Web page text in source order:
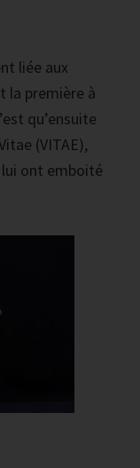
liée aux
la première à
qu’ensuite
(VITAE),
lui ont emboité